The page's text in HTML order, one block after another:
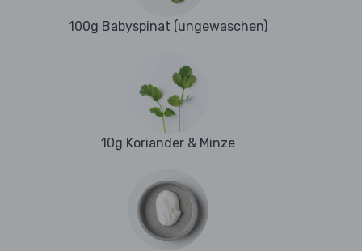
100g Babyspinat (ungewaschen)
10g Koriander & Minze